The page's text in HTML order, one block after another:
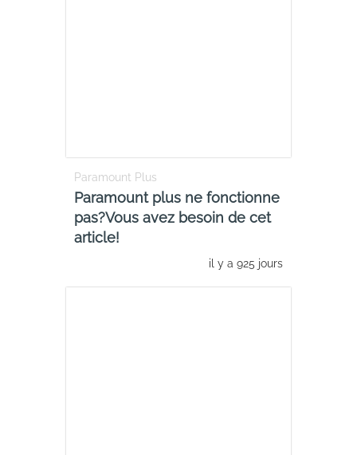
Paramount Plus
Paramount plus ne fonctionne
pas?Vous avez besoin de cet
article!
il y a 925 jours